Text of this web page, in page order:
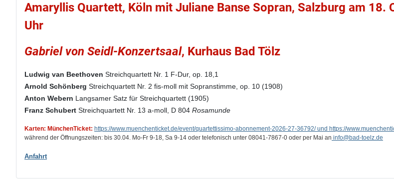
Amaryllis Quartett, Köln mit Juliane Banse Sopran, Salzburg am 18.
Uhr
Gabriel von Seidl-Konzertsaal, Kurhaus Bad Tölz
Ludwig van Beethoven Streichquartett Nr. 1 F-Dur, op. 18,1
Arnold Schönberg Streichquartett Nr. 2 fis-moll mit Sopranstimme, op. 10 (1908)
Anton Webern Langsamer Satz für Streichquartett (1905)
Franz Schubert Streichquartett Nr. 13 a-moll, D 804 Rosamunde
Karten: MünchenTicket: https://www.muenchenticket.de/event/quartettissimo-abonnement-2026-27-36792/ und https://
während der Öffnungszeiten: bis 30.04. Mo-Fr 9-18, Sa 9-14 oder telefonisch unter 08041-7867-0 oder per Mai an info@bad-toelz.de
Anfahrt